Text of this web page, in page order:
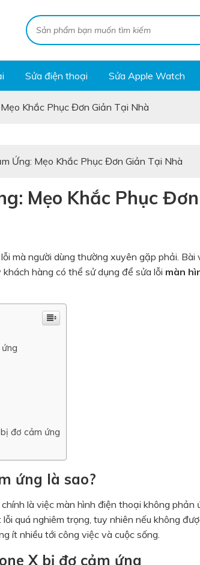
Sửa điện thoại Sửa Apple Watch
Khắc Phục Đơn Giản Tại Nhà
Ứng: Mẹo Khắc Phục Đơn Giản Tại Nhà
Mẹo Khắc Phục
mà người dùng thường xuyên gặp phải. Bài
hàng có thể sử dụng để sửa lỗi màn
đơ cảm ứng
ứng là sao?
chính là việc màn hình điện thoại không phản
quá nghiêm trọng, tuy nhiên nếu không
ít nhiều tới công việc và cuộc sống.
X bị đơ cảm ứng